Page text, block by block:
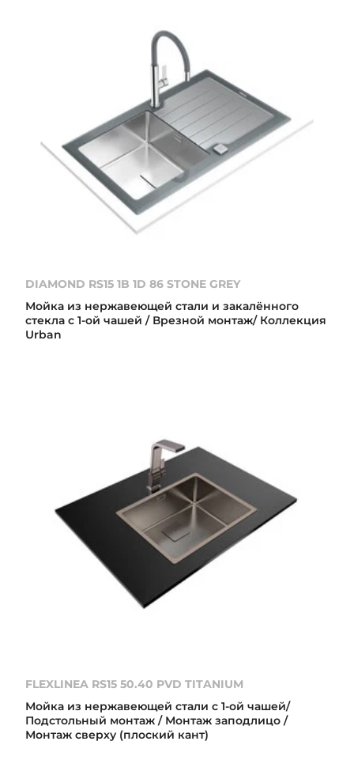
DIAMOND RS15 1B 1D 86 STONE GREY
Мойка из нержавеющей стали и закалённого
стекла с 1-ой чашей / Врезной монтаж/ Коллекция
Urban
FLEXLINEA RS15 50.40 PVD TITANIUM
Мойка из нержавеющей стали с 1-ой чашей/
Подстольный монтаж / Монтаж заподлицо /
Монтаж сверху (плоский кант)